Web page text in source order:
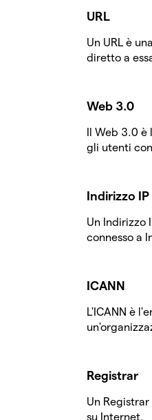
URL
Un URL è
diretto a
Web 3.0
Il Web 3.0
gli utenti
Indirizzo IP
Un Indirizzo
connesso a
ICANN
L'ICANN è
Registrar
Un
su Internet.